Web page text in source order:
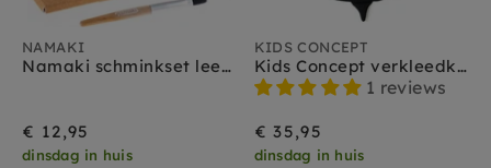
NAMAKI
Namaki schminkset leeuw en giraf 3 kleuren
€ 12,95
dinsdag in huis
KIDS CONCEPT
Kids Concept verkleedkleding set Bij
1 reviews
€ 35,95
dinsdag in huis